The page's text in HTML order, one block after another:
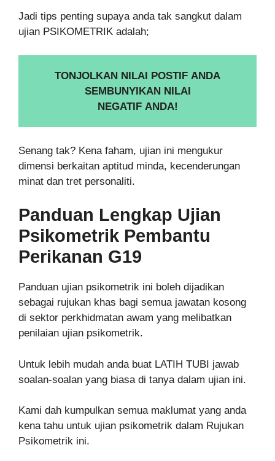
Jadi tips penting supaya anda tak sangkut dalam
ujian PSIKOMETRIK adalah;
TONJOLKAN NILAI POSTIF ANDA
SEMBUNYIKAN NILAI
NEGATIF ANDA!
Senang tak? Kena faham, ujian ini mengukur
dimensi berkaitan aptitud minda, kecenderungan
minat dan tret personaliti.
Panduan Lengkap Ujian
Psikometrik Pembantu
Perikanan G19
Panduan ujian psikometrik ini boleh dijadikan
sebagai rujukan khas bagi semua jawatan kosong
di sektor perkhidmatan awam yang melibatkan
penilaian ujian psikometrik.
Untuk lebih mudah anda buat LATIH TUBI jawab
soalan-soalan yang biasa di tanya dalam ujian ini.
Kami dah kumpulkan semua maklumat yang anda
kena tahu untuk ujian psikometrik dalam Rujukan
Psikometrik ini.